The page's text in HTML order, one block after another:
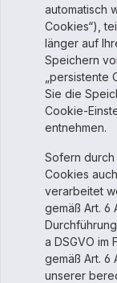
automatisch
Cookies“),
länger auf
Speichern
„persistente
Sie die
Cookie-
entnehmen.
Sofern
Cookies
verarbeitet
gemäß Art. 6
a DSGVO im
gemäß Art. 6
unserer